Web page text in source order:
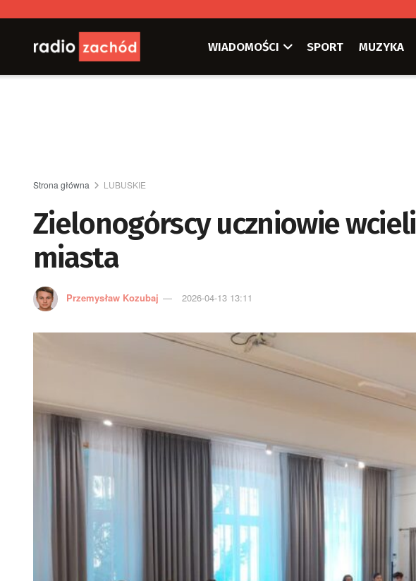
WIADOMOŚCI SPORT MUZYKA
Strona główna LUBUSKIE
Zielonogórscy uczniowie
miasta
Przemysław Kozubaj 2026-04-13 13:11